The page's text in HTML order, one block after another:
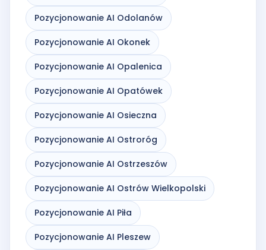
Pozycjonowanie AI Odolanów
Pozycjonowanie AI Okonek
Pozycjonowanie AI Opalenica
Pozycjonowanie AI Opatówek
Pozycjonowanie AI Osieczna
Pozycjonowanie AI Ostroróg
Pozycjonowanie AI Ostrzeszów
Pozycjonowanie AI Ostrów Wielkopolski
Pozycjonowanie AI Piła
Pozycjonowanie AI Pleszew